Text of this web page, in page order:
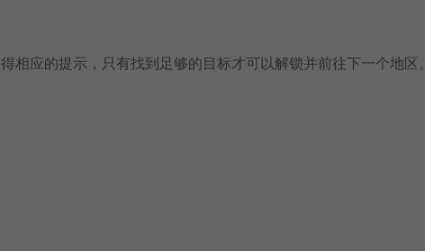
相应的提示，只有找到足够的目标才可以解锁并前往下一个地区。